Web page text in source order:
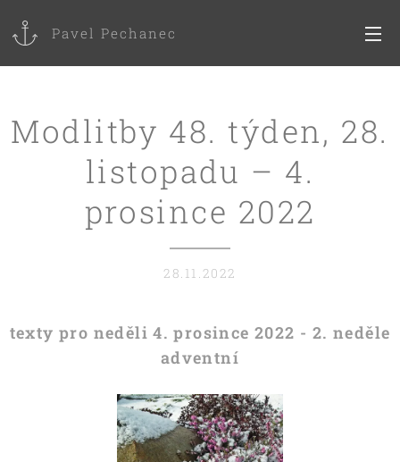
Pavel Pechanec
Modlitby 48. týden, 28.
listopadu – 4.
prosince 2022
28.11.2022
texty pro neděli 4. prosince 2022 - 2. neděle
adventní